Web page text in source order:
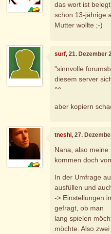
das wort ist
schon 13-jährige
Mutter wollte ;-)
surf, 21. Dezember
"sinnvolle
diesem server
^^
aber kopiern
tneshi, 27.
Nana, also
kommen doch
In der Umfrage
ausfüllen und
-> Einstellungen
gefragt, ob man
lang spielen
möchte. Also